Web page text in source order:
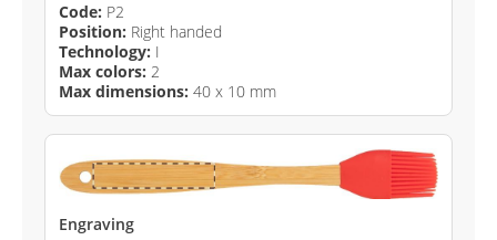
Code: P2
Position: Right handed
Technology: I
Max colors: 2
Max dimensions: 40 x 10 mm
Engraving